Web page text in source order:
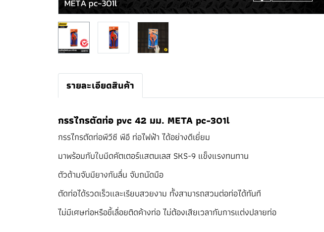
รายละเอียดสินค้า
กรรไกรตัดท่อ pvc 42 มม. META pc-301l
กรรไกรตัดท่อพีวีซี พีอี ท่อไฟฟ้า ได้อย่างดีเยี่ยม
มาพร้อมกับใบมีดคัตเตอร์แสตนเลส SKS-9 แข็งแรงทนทาน
ตัวด้ามจับมียางกันลื่น จับถนัดมือ
ตัดท่อได้รวดเร็วและเรียบสวยงาม ทั้งสามารถสวมต่อท่อได้ทันที
ไม่มีเศษท่อหรือขี้เลื่อยติดค้างท่อ ไม่ต้องเสียเวลากับการแต่งปลายท่อ